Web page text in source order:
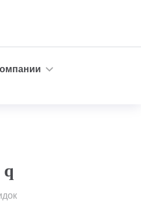
q